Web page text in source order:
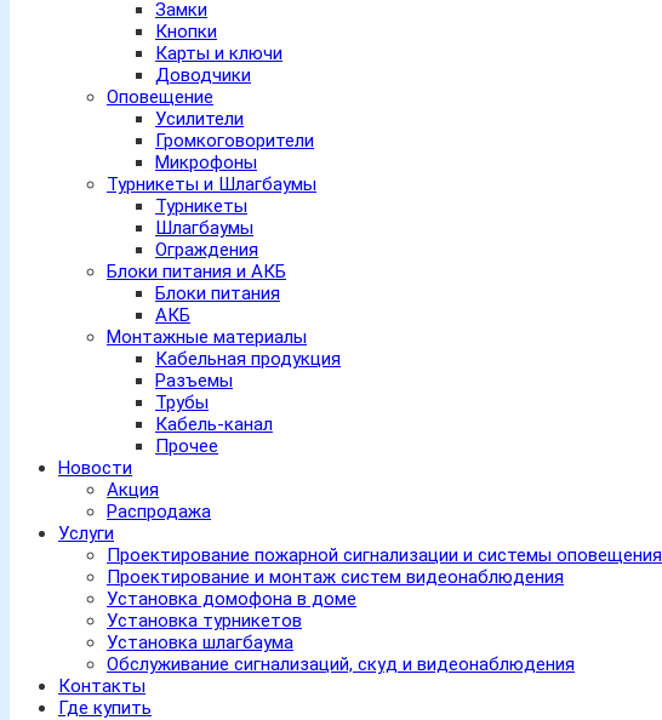
Замки
Кнопки
Карты и ключи
Доводчики
Оповещение
Усилители
Громкоговорители
Микрофоны
Турникеты и Шлагбаумы
Турникеты
Шлагбаумы
Ограждения
Блоки питания и АКБ
Блоки питания
АКБ
Монтажные материалы
Кабельная продукция
Разъемы
Трубы
Кабель-канал
Прочее
Новости
Акция
Распродажа
Услуги
Проектирование пожарной сигнализации и системы оповещения
Проектирование и монтаж систем видеонаблюдения
Установка домофона в доме
Установка турникетов
Установка шлагбаума
Обслуживание сигнализаций, скуд и видеонаблюдения
Контакты
Где купить